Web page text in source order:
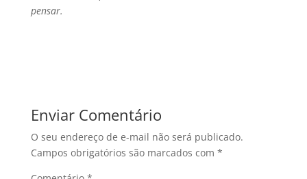
pensar.
Enviar Comentário
O seu endereço de e-mail não será publicado.
Campos obrigatórios são marcados com *